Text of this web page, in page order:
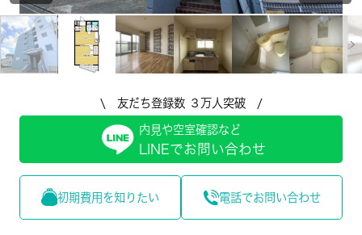
\ 友だち登録数 ３万人突破 /
内見や空室確認など
LINEでお問い合わせ
初期費用を知りたい 電話でお問い合わせ